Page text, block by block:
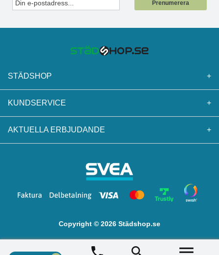
Prenumerera
STÄDSHOP +
KUNDSERVICE +
AKTUELLA ERBJUDANDE +
Copyright © 2026 Städshop.se